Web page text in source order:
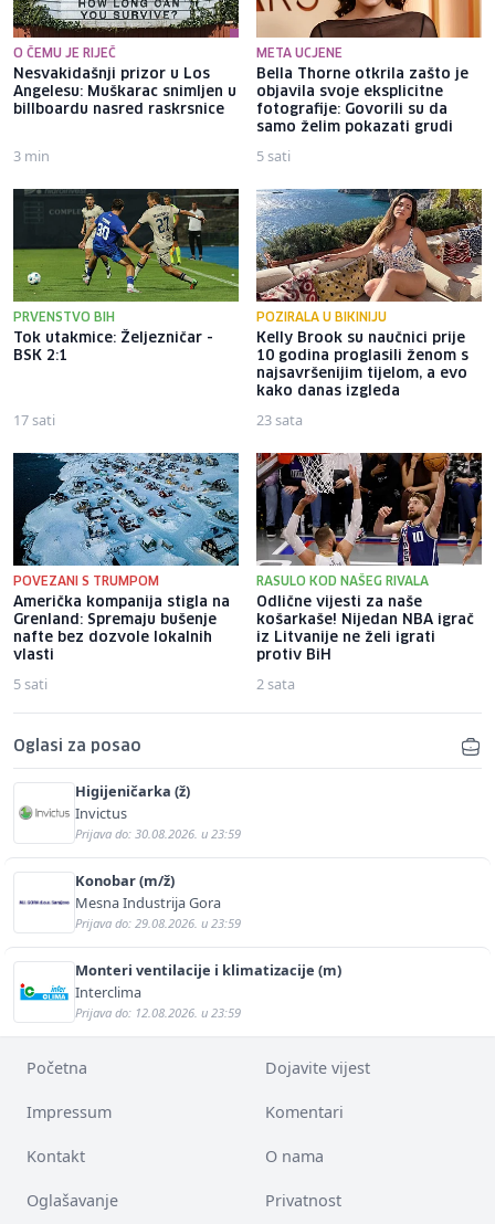
O ČEMU JE RIJEČ
Nesvakidašnji prizor u Los
Angelesu: Muškarac snimljen u
billboardu nasred raskrsnice
3 min
META UCJENE
Bella Thorne otkrila zašto je
objavila svoje eksplicitne
fotografije: Govorili su da
samo želim pokazati grudi
5 sati
PRVENSTVO BIH
Tok utakmice: Željezničar -
BSK 2:1
17 sati
POZIRALA U BIKINIJU
Kelly Brook su naučnici prije
10 godina proglasili ženom s
najsavršenijim tijelom, a evo
kako danas izgleda
23 sata
POVEZANI S TRUMPOM
Američka kompanija stigla na
Grenland: Spremaju bušenje
nafte bez dozvole lokalnih
vlasti
5 sati
RASULO KOD NAŠEG RIVALA
Odlične vijesti za naše
košarkaše! Nijedan NBA igrač
iz Litvanije ne želi igrati
protiv BiH
2 sata
Oglasi za posao
Higijeničarka (ž)
Invictus
Prijava do: 30.08.2026. u 23:59
Konobar (m/ž)
Mesna Industrija Gora
Prijava do: 29.08.2026. u 23:59
Monteri ventilacije i klimatizacije (m)
Interclima
Prijava do: 12.08.2026. u 23:59
Početna Dojavite vijest
Impressum Komentari
Kontakt O nama
Oglašavanje Privatnost